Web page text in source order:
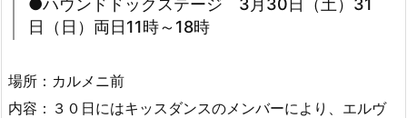
●ハウンドドックステージ 3月30日（土）31
日（日）両日11時～18時
場所：カルメニ前
内容：３０日にはキッスダンスのメンバーにより、エルヴ